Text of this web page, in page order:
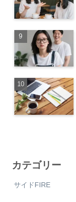
カテゴリー
サイドFIRE